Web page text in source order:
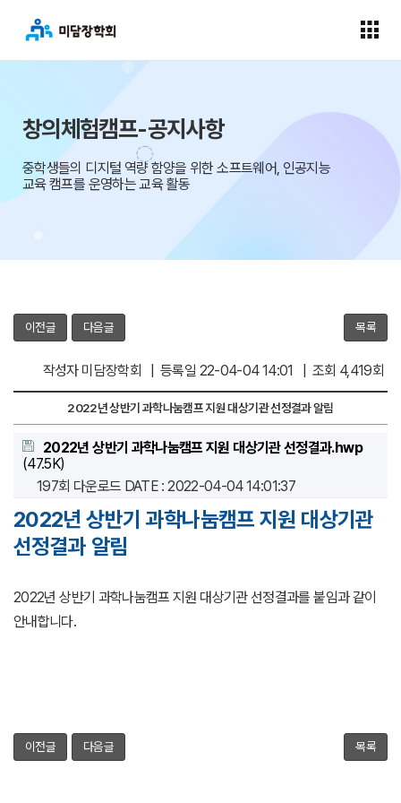
창의체험캠프-공지사항
중학생들의 디지털 역량 함양을 위한 소프트웨어, 인공지능
교육 캠프를 운영하는 교육 활동
이전글 다음글 목록
작성자 미담장학회 | 등록일 22-04-04 14:01 | 조회 4,419회
2022년 상반기 과학나눔캠프 지원 대상기관 선정결과 알림
2022년 상반기 과학나눔캠프 지원 대상기관 선정결과.hwp
(47.5K)
197회 다운로드 DATE : 2022-04-04 14:01:37
2022년 상반기 과학나눔캠프 지원 대상기관
선정결과 알림
2022년 상반기 과학나눔캠프 지원 대상기관 선정결과를 붙임과 같이
안내합니다.
이전글 다음글 목록